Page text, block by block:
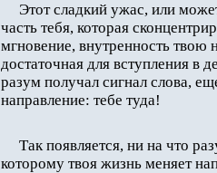
Этот сладкий ужас, или
часть тебя, которая
мгновение, внутренность твою
достаточная для вступления в
разум получал сигнал слова,
направление: тебе туда!
Так появляется, ни на что
которому твоя жизнь меняет